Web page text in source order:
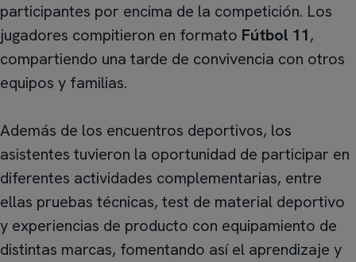
participantes por encima de la competición. Los
jugadores compitieron en formato Fútbol 11,
compartiendo una tarde de convivencia con otros
equipos y familias.
Además de los encuentros deportivos, los
asistentes tuvieron la oportunidad de participar en
diferentes actividades complementarias, entre
ellas pruebas técnicas, test de material deportivo
y experiencias de producto con equipamiento de
distintas marcas, fomentando así el aprendizaje y